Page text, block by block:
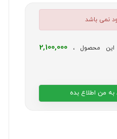
نمی باشد
این محصول ، 2,100,000
من اطلاع بده